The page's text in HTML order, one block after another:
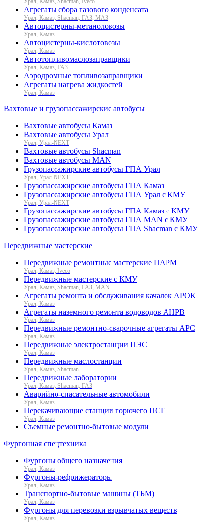
Урал, Камаз, Shacman, Iveco
Агрегаты сбора газового конденсата
Урал, Камаз, Shacman, ГАЗ, МАЗ
Автоцистерны-метаноловозы
Урал, Камаз
Автоцистерны-кислотовозы
Урал, Камаз
Автотопливомаслозаправщики
Урал, Камаз, ГАЗ
Аэродромные топливозаправщики
Агрегаты нагрева жидкостей
Урал, Камаз
Вахтовые и грузопассажирские автобусы
Вахтовые автобусы Камаз
Вахтовые автобусы Урал
Урал, Урал-NEXT
Вахтовые автобусы Shacman
Вахтовые автобусы MAN
Грузопассажирские автобусы ГПА Урал
Урал, Урал-NEXT
Грузопассажирские автобусы ГПА Камаз
Грузопассажирские автобусы ГПА Урал с КМУ
Урал, Урал-NEXT
Грузопассажирские автобусы ГПА Камаз с КМУ
Грузопассажирские автобусы ГПА MAN с КМУ
Грузопассажирские автобусы ГПА Shacman с КМУ
Передвижные мастерские
Передвижные ремонтные мастерские ПАРМ
Урал, Камаз, Iveco
Передвижные мастерские с КМУ
Урал, Камаз, Shacman, ГАЗ, MAN
Агрегаты ремонта и обслуживания качалок АРОК
Урал, Камаз
Агрегаты наземного ремонта водоводов АНРВ
Урал, Камаз
Передвижные ремонтно-сварочные агрегаты АРС
Урал, Камаз
Передвижные электростанции ПЭС
Урал, Камаз
Передвижные маслостанции
Урал, Камаз, Shacman
Передвижные лаборатории
Урал, Камаз, Shacman, ГАЗ
Аварийно-спасательные автомобили
Урал, Камаз
Перекачивающие станции горючего ПСГ
Урал, Камаз
Съемные ремонтно-бытовые модули
Фургонная спецтехника
Фургоны общего назначения
Урал, Камаз
Фургоны-рефрижераторы
Урал, Камаз
Транспортно-бытовые машины (ТБМ)
Урал, Камаз
Фургоны для перевозки взрывчатых веществ
Урал, Камаз